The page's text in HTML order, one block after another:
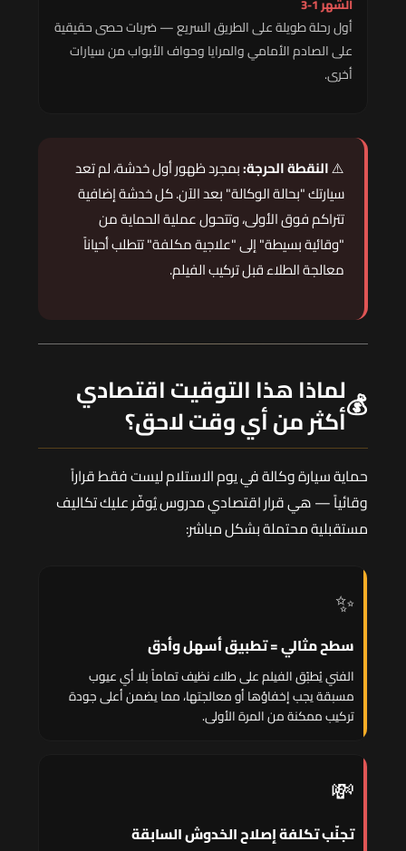
الشهر 1-3
أول رحلة طويلة على الطريق السريع — ضربات حصى حقيقية
على الصادم الأمامي والمرايا وحواف الأبواب من سيارات
أخرى.
⚠️النقطة الحرجة:بمجرد ظهور أول خدشة، لم تعد
سيارتك "بحالة الوكالة" بعد الآن. كل خدشة إضافية
تتراكم فوق الأولى، وتتحول عملية الحماية من
"وقائية بسيطة" إلى "علاجية مكلفة" تتطلب أحياناً
معالجة الطلاء قبل تركيب الفيلم.
💰لماذا هذا التوقيت اقتصادي
أكثر من أي وقت لاحق؟
حماية سيارة وكالة في يوم الاستلام ليست فقط قراراً
وقائياً — هي قرار اقتصادي مدروس يُوفّر عليك تكاليف
مستقبلية محتملة بشكل مباشر:
✨
سطح مثالي = تطبيق أسهل وأدق
الفني يُطبّق الفيلم على طلاء نظيف تماماً بلا أي عيوب
مسبقة يجب إخفاؤها أو معالجتها، مما يضمن أعلى جودة
تركيب ممكنة من المرة الأولى.
💸
تجنّب تكلفة إصلاح الخدوش السابقة